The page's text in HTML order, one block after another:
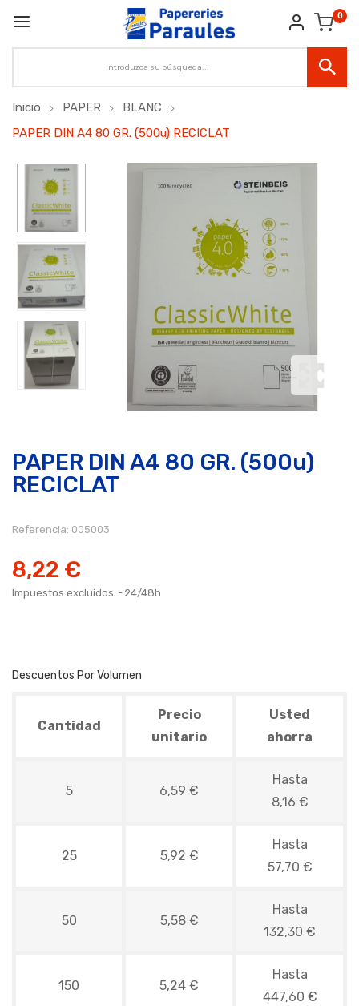
0
Inicio PAPER
BLANC
PAPER DIN A4 80 GR. (500u) RECICLAT
PAPER DIN A4 80 GR. (500u)
RECICLAT
Referencia: 005003
8,22 €
Impuestos excluidos 24/48h
Descuentos Por Volumen
Cantidad
Precio
unitario
Usted
ahorra
5 6,59 €
Hasta
8,16 €
25 5,92 €
Hasta
57,70 €
50 5,58 €
Hasta
132,30 €
150 5,24 €
Hasta
447,60 €